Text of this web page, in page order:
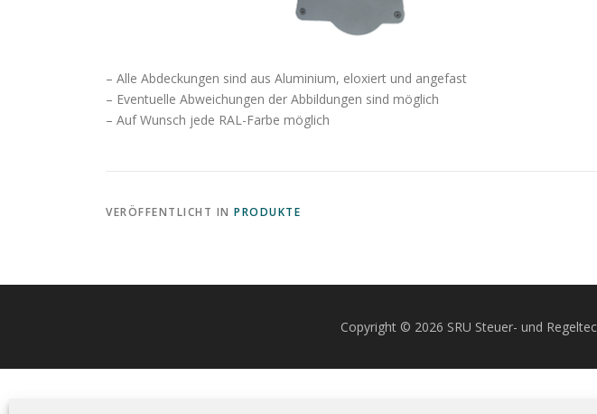
– Alle Abdeckungen sind aus Aluminium, eloxiert und angefast
– Eventuelle Abweichungen der Abbildungen sind möglich
– Auf Wunsch jede RAL-Farbe möglich
VERÖFFENTLICHT IN PRODUKTE
Copyright © 2026 SRU Steuer- und